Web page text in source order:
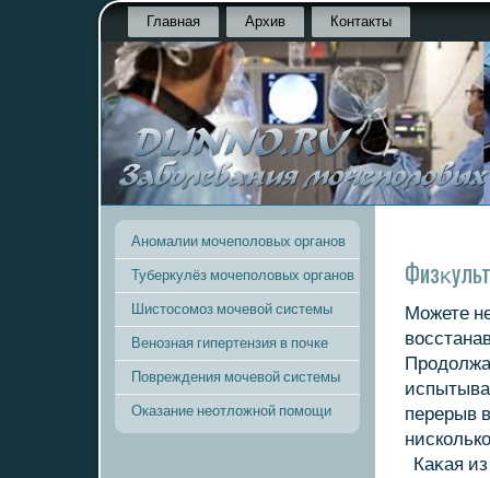
Главная Архив Контакты
Аномалии мочеполовых органов
Туберкулёз мочеполовых органов
Шистосомоз мочевой системы
Венозная гипертензия в почке
Повреждения мочевой системы
Оказание неотложной помощи
Можете
перерыв
Каκая